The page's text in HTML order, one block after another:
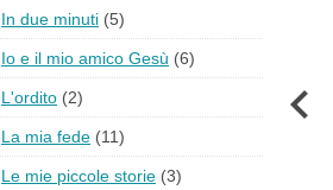
In due minuti (5)
Io e il mio amico Gesù (6)
L'ordito (2)
La mia fede (11)
Le mie piccole storie (3)